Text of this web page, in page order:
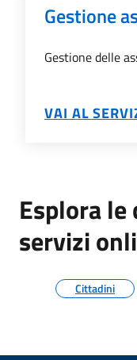
Gestione
Gestione delle
VAI AL
Esplora le
servizi
Cittadini